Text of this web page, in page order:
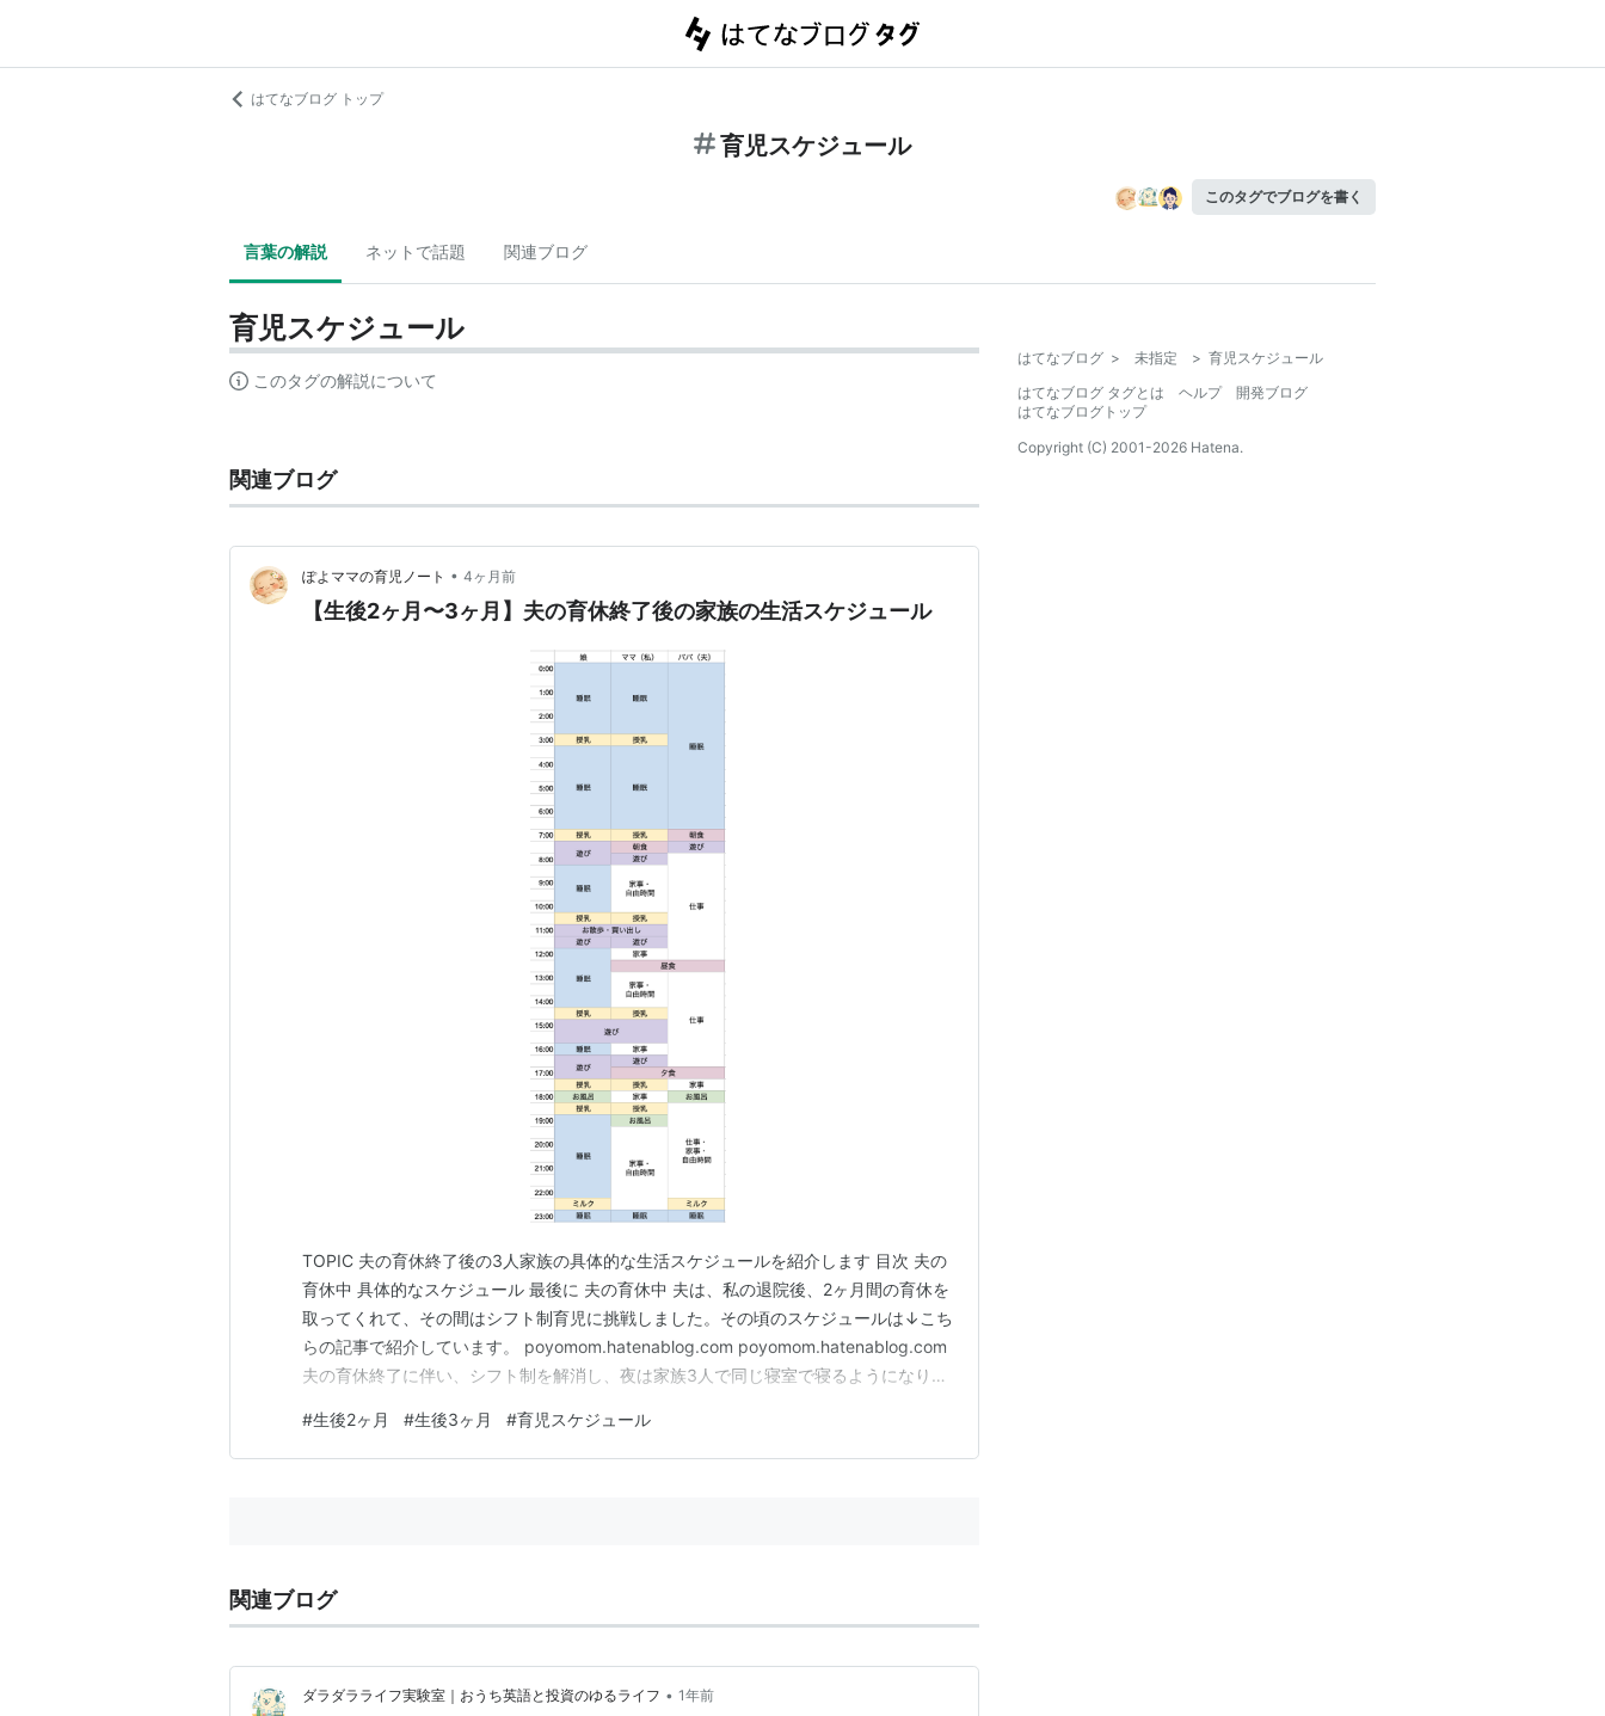
はてなブログ トップ
育児スケジュール
このタグでブログを書く
言葉の解説 ネットで話題 関連ブログ
育児スケジュール
このタグの解説について
関連ブログ
ぽよママの育児ノート • 4ヶ月前
【生後2ヶ月〜3ヶ月】夫の育休終了後の家族の生活スケジュール
TOPIC 夫の育休終了後の3人家族の具体的な生活スケジュールを紹介します 目次 夫の
育休中 具体的なスケジュール 最後に 夫の育休中 夫は、私の退院後、2ヶ月間の育休を
取ってくれて、その間はシフト制育児に挑戦しました。その頃のスケジュールは↓こち
らの記事で紹介しています。 poyomom.hatenablog.com poyomom.hatenablog.com
夫の育休終了に伴い、シフト制を解消し、夜は家族3人で同じ寝室で寝るようになりま
られるのをとっても楽しみにしていたので、嬉しかったのですが、初めは不安もあり…
#生後2ヶ月 #生後3ヶ月 #育児スケジュール
関連ブログ
ダラダラライフ実験室｜おうち英語と投資のゆるライフ • 1年前
はてなブログ > 未指定 > 育児スケジュール
はてなブログ タグとは
ヘルプ
開発ブログ
はてなブログトップ
Copyright (C) 2001-2026 Hatena.